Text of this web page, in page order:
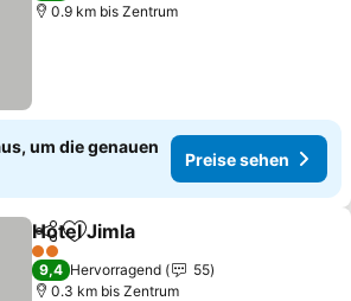
0.9 km bis Zentrum
um die genauen
Preise sehen
TeilenZu Favoriten hinzufügen
Hotel Jimla
2 Sterne
9,4 Hervorragend
55
0.3 km bis Zentrum